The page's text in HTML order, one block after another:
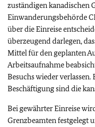
zuständigen kanadischen
Einwanderungsbehörde
über die Einreise
überzeugend darlegen,
Mittel für den geplanten
Arbeitsaufnahme
Besuchs wieder
Beschäftigung sind die
Bei gewährter Einreise
Grenzbeamten festgelegt